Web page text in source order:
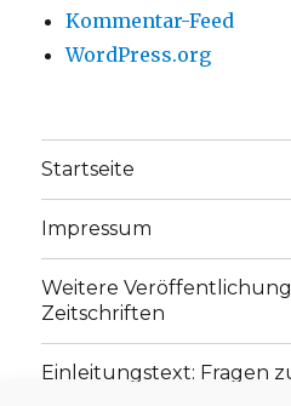
Kommentar-Feed
WordPress.org
Startseite
Impressum
Weitere
Zeitschriften
Einleitungstext: Fragen